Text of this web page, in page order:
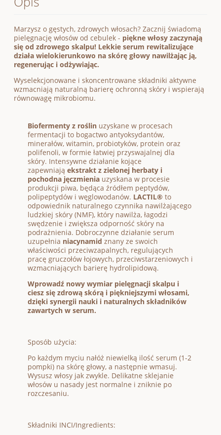
Marzysz o gęstych, zdrowych włosach? Zacznij świadomą
pielęgnację włosów od cebulek - piękne włosy zaczynają
się od zdrowego skalpu! Lekkie serum rewitalizujące
działa wielokierunkowo na skórę głowy nawilżając ją,
regenerując i odżywiając.
Wyselekcjonowane i skoncentrowane składniki aktywne
wzmacniają naturalną barierę ochronną skóry i wspierają
równowagę mikrobiomu.
Biofermenty z roślin uzyskane w procesach
fermentacji to bogactwo antyoksydantów,
minerałów, witamin, probiotyków, protein oraz
polifenoli, w formie łatwiej przyswajalnej dla
skóry. Intensywne działanie kojące
zapewniają ekstrakt z zielonej herbaty i
pochodna jęczmienia uzyskana w procesie
produkcji piwa, będąca źródłem peptydów,
polipeptydów i węglowodanów. LACTIL® to
odpowiednik naturalnego czynnika nawilżającego
ludzkiej skóry (NMF), który nawilża, łagodzi
swędzenie i zwiększa odporność skóry na
podrażnienia. Dobroczynne działanie serum
uzupełnia niacynamid znany ze swoich
właściwości przeciwzapalnych, regulujących
pracę gruczołów łojowych, przeciwstarzeniowych i
wzmacniających barierę hydrolipidową.
Wprowadź nowy wymiar pielęgnacji skalpu i
ciesz się zdrową skórą i piękniejszymi włosami,
dzięki synergii nauki i naturalnych składników
zawartych w serum.
Sposób użycia:
Po każdym myciu nałóż niewielką ilość serum (1-2
pompki) na skórę głowy, a następnie wmasuj.
Wysusz włosy jak zwykle. Delikatne sklejanie
włosów u nasady jest normalne i zniknie po
rozczesaniu.
Składniki INCI/Ingredients: